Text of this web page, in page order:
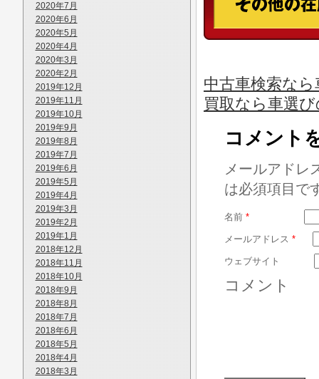
2020年7月
2020年6月
2020年5月
2020年4月
2020年3月
2020年2月
2019年12月
2019年11月
2019年10月
2019年9月
2019年8月
2019年7月
2019年6月
2019年5月
2019年4月
2019年3月
2019年2月
2019年1月
2018年12月
2018年11月
2018年10月
2018年9月
2018年8月
2018年7月
2018年6月
2018年5月
2018年4月
2018年3月
中古車検索な
買取なら車選
コメント
メールアドレ
は必須項目で
名前 *
メールアドレス *
ウェブサイト
コメント